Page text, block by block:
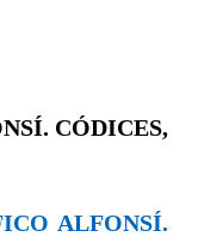
CÓDICES,
ALFONSÍ.